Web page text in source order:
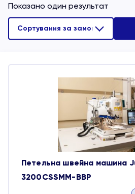
Показано один результат
Петельна швейна машина
3200CSSMM-BBP